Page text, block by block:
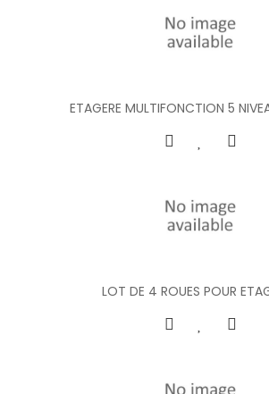
ETAGERE MULTIFONCTION 5
LOT DE 4 ROUES POUR